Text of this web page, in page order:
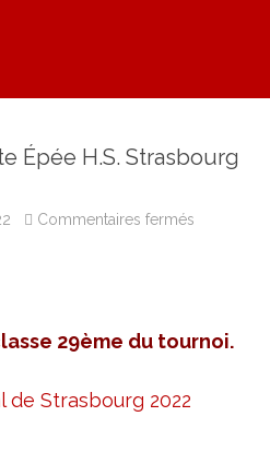
Épée H.S. Strasbourg
Commentaires fermés
2022
29ème du tournoi.
Strasbourg 2022